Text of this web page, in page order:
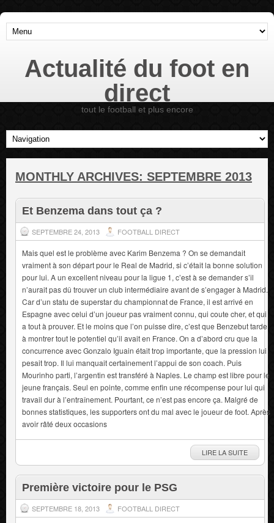
Actualité du foot en
direct
tout le football et plus encore
MONTHLY ARCHIVES: SEPTEMBRE 2013
Et Benzema dans tout ça ?
SEPTEMBRE 24, 2013 FOOTBALL DIRECT
Mais quel est le problème avec Karim Benzema ? On se demandait
vraiment à son départ pour le Real de Madrid, si c’était la bonne solution
pour lui. A un excellent niveau pour la ligue 1, c’est à se demander s’il
n’aurait pas dû trouver un club intermédiaire avant de s’engager à Madrid.
Car d’un statu de superstar du championnat de France, il est arrivé en
Espagne avec celui d’un joueur pas vraiment connu, qui coute cher, et qui
a tout à prouver. Et le moins que l’on puisse dire, c’est que Benzebut tarde
à montrer tout le potentiel qu’il avait en France. On a d’abord cru que la
concurrence avec Gonzalo Iguain était trop importante, que la pression lui
pesait trop. Il lui manquait certainement l’appui de son coach. Puis
Mourinho parti, l’argentin est transféré à Naples. Le champ est libre pour le
jeune français. Seul en pointe, comme enfin une récompense pour lui qui
travail dur à l’entraînement. Pourtant, ce n’est pas encore ça. Malgré de
bonnes statistiques, les supporters ont du mal avec le joueur de foot. Après
avoir râté deux occasions
LIRE LA SUITE
Première victoire pour le PSG
SEPTEMBRE 18, 2013 FOOTBALL DIRECT